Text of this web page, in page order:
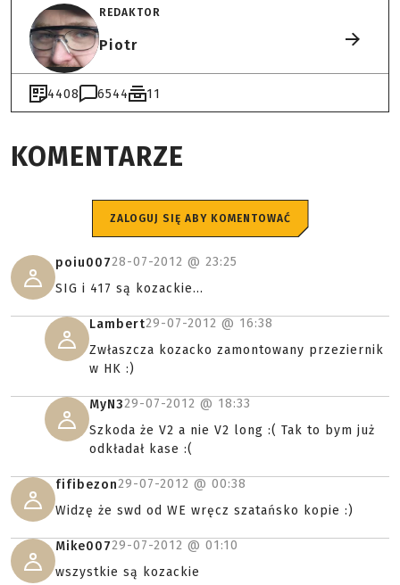
REDAKTOR
Piotr
4408 6544 11
KOMENTARZE
ZALOGUJ SIĘ ABY KOMENTOWAĆ
poiu00728-07-2012 @ 23:25
SIG i 417 są kozackie...
Lambert29-07-2012 @ 16:38
Zwłaszcza kozacko zamontowany przeziernik
w HK :)
MyN329-07-2012 @ 18:33
Szkoda że V2 a nie V2 long :( Tak to bym już
odkładał kase :(
fifibezon29-07-2012 @ 00:38
Widzę że swd od WE wręcz szatańsko kopie :)
Mike00729-07-2012 @ 01:10
wszystkie są kozackie